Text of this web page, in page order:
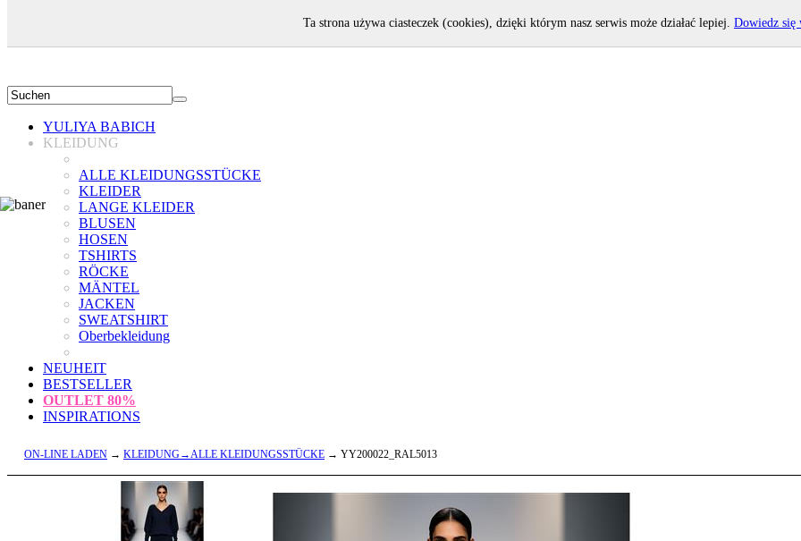
YULIYA BABICH
KLEIDUNG
ALLE KLEIDUNGSSTÜCKE
KLEIDER
LANGE KLEIDER
BLUSEN
HOSEN
TSHIRTS
RÖCKE
MÄNTEL
JACKEN
SWEATSHIRT
Oberbekleidung
NEUHEIT
BESTSELLER
OUTLET 80%
INSPIRATIONS
ON-LINE LADEN → KLEIDUNG→ALLE KLEIDUNGSSTÜCKE → YY200022_RAL5013
Ta strona używa ciasteczek (cookies), dzięki którym nasz serwis może działać lepiej. Dowiedz się